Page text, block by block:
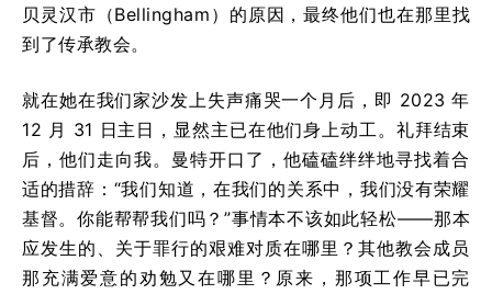
贝灵汉市（Bellingham）的原因，最终他们也在那里找
到了传承教会。
就在她在我们家沙发上失声痛哭一个月后，即 2023 年
12 月 31 日主日，显然主已在他们身上动工。礼拜结束
后，他们走向我。曼特开口了，他磕磕绊绊地寻找着合
适的措辞：“我们知道，在我们的关系中，我们没有荣耀
基督。你能帮帮我们吗？”事情本不该如此轻松——那本
应发生的、关于罪行的艰难对质在哪里？其他教会成员
那充满爱意的劝勉又在哪里？原来，那项工作早已完